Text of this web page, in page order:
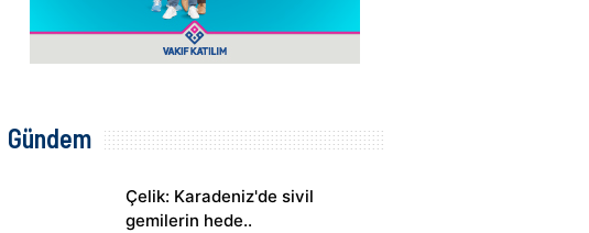
Gündem
Çelik: Karadeniz'de sivil
gemilerin hede..